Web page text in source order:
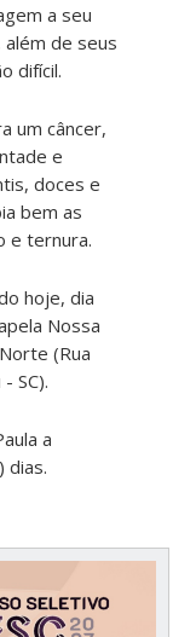
a seu
além de seus
difícil.
um câncer,
e
doces e
bem as
e ternura.
hoje, dia
Nossa
(Rua
SC).
a
dias.